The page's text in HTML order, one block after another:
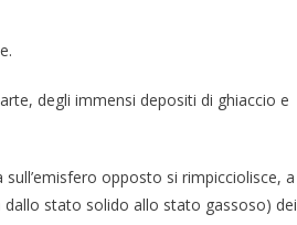
degli immensi depositi di ghiaccio e
opposto si rimpicciolisce, a
stato solido allo stato gassoso) dei